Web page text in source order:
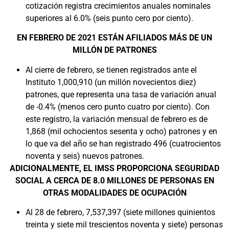
cotización registra crecimientos anuales nominales
superiores al 6.0% (seis punto cero por ciento).
EN FEBRERO DE 2021 ESTÁN AFILIADOS MÁS DE UN
MILLÓN DE PATRONES
Al cierre de febrero, se tienen registrados ante el
Instituto 1,000,910 (un millón novecientos diez)
patrones, que representa una tasa de variación anual
de -0.4% (menos cero punto cuatro por ciento). Con
este registro, la variación mensual de febrero es de
1,868 (mil ochocientos sesenta y ocho) patrones y en
lo que va del año se han registrado 496 (cuatrocientos
noventa y seis) nuevos patrones.
ADICIONALMENTE, EL IMSS PROPORCIONA SEGURIDAD
SOCIAL A CERCA DE 8.0 MILLONES DE PERSONAS EN
OTRAS MODALIDADES DE OCUPACIÓN
Al 28 de febrero, 7,537,397 (siete millones quinientos
treinta y siete mil trescientos noventa y siete) personas